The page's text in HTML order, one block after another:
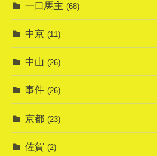
一口馬主 (68)
中京 (11)
中山 (26)
事件 (26)
京都 (23)
佐賀 (2)